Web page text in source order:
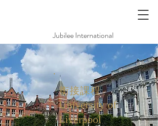
Jubilee International
銜接課程
University of
Liverpool